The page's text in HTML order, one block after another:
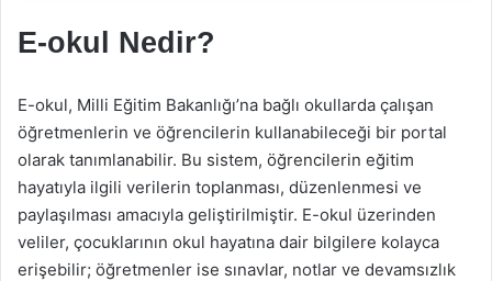
E-okul Nedir?
E-okul, Milli Eğitim Bakanlığı’na bağlı okullarda çalışan
öğretmenlerin ve öğrencilerin kullanabileceği bir portal
olarak tanımlanabilir. Bu sistem, öğrencilerin eğitim
hayatıyla ilgili verilerin toplanması, düzenlenmesi ve
paylaşılması amacıyla geliştirilmiştir. E-okul üzerinden
veliler, çocuklarının okul hayatına dair bilgilere kolayca
erişebilir; öğretmenler ise sınavlar, notlar ve devamsızlık